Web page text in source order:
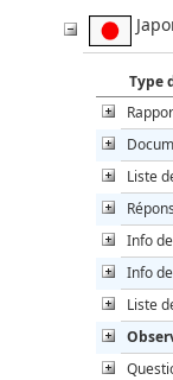
Type
Liste
Info
Info
Liste